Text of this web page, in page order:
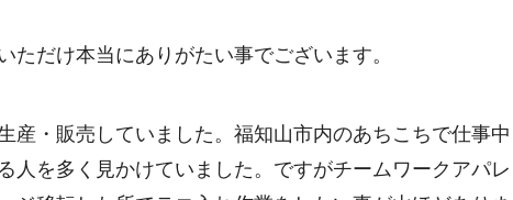
ただけ本当にありがたい事でございます。
産・販売していました。福知山市内のあちこちで仕事中
人を多く見かけていました。ですがチームワークアパレ